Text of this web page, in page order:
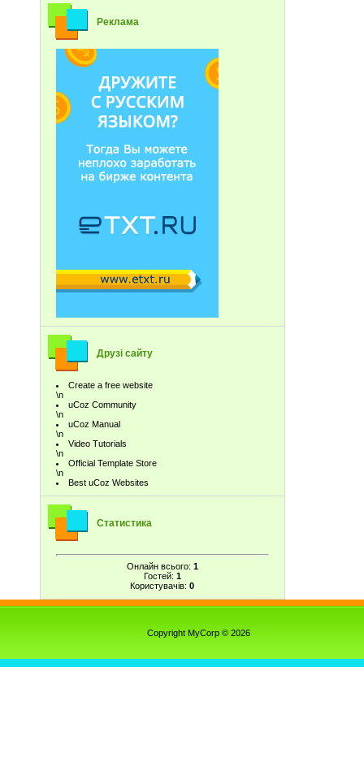
Реклама
Друзі сайту
Create a free website
\n
uCoz Community
\n
uCoz Manual
\n
Video Tutorials
\n
Official Template Store
\n
Best uCoz Websites
Статистика
Онлайн всього: 1
Гостей: 1
Користувачів:0
Copyright MyCorp © 2026